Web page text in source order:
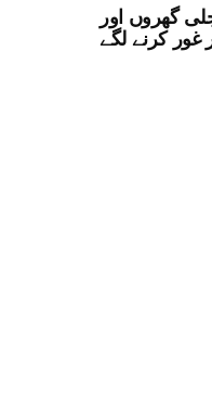
گھروں اور
غور کرنے لگے